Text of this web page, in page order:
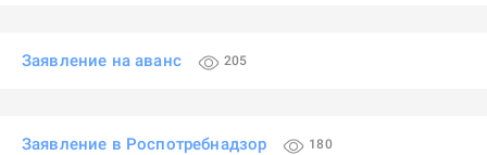
Заявление на аванс 205
Заявление в Роспотребнадзор 180